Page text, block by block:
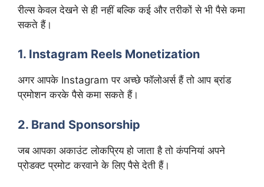
रील्स केवल देखने से ही नहीं बल्कि कई और तरीकों से भी पैसे कमा
सकते हैं।
1. Instagram Reels Monetization
अगर आपके Instagram पर अच्छे फॉलोअर्स हैं तो आप ब्रांड
प्रमोशन करके पैसे कमा सकते हैं।
2. Brand Sponsorship
जब आपका अकाउंट लोकप्रिय हो जाता है तो कंपनियां अपने
प्रोडक्ट प्रमोट करवाने के लिए पैसे देती हैं।